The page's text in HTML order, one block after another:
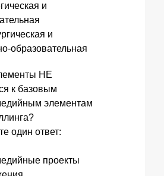
и
и
образовательная
НЕ
к базовым
элементам
один ответ:
проекты